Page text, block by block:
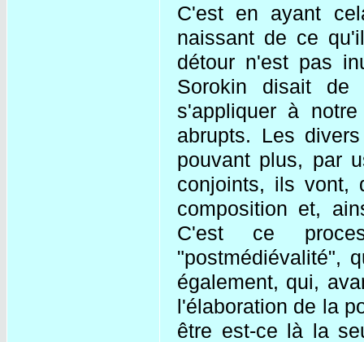
C'est en ayant
naissant de ce
détour n'est pas
Sorokin disait de
s'appliquer à
abrupts. Les
pouvant plus, par
conjoints, ils vont,
composition et,
C'est ce
"postmédiévalité",
également, qui,
l'élaboration de la
être est-ce là la